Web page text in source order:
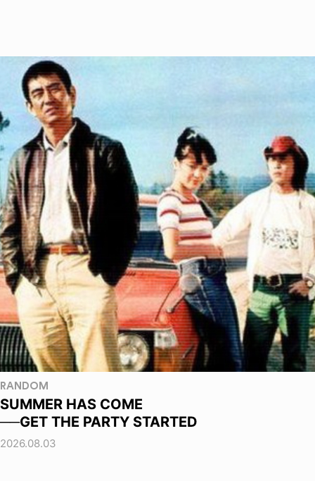
RANDOM
SUMMER HAS COME
──GET THE PARTY STARTED
2026.08.03